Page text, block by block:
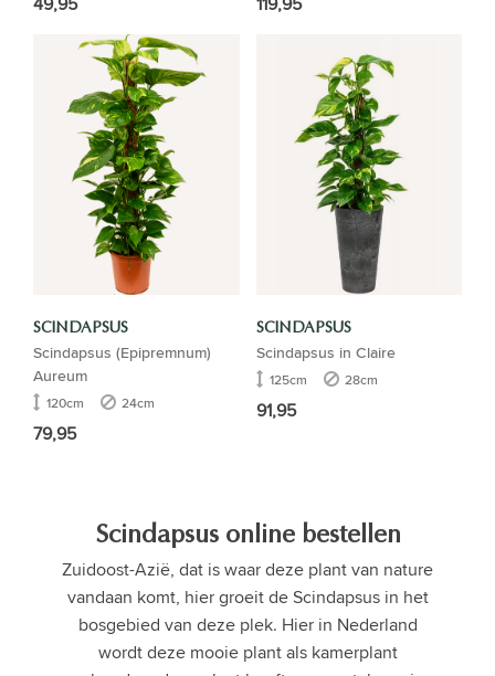
SCINDAPSUS
Scindapsus (Epipremnum)
Aureum
120cm 24cm
79,95
SCINDAPSUS
Scindapsus in Claire
125cm 28cm
91,95
Scindapsus online bestellen
Zuidoost-Azië, dat is waar deze plant van nature
vandaan komt, hier groeit de Scindapsus in het
bosgebied van deze plek. Hier in Nederland
wordt deze mooie plant als kamerplant